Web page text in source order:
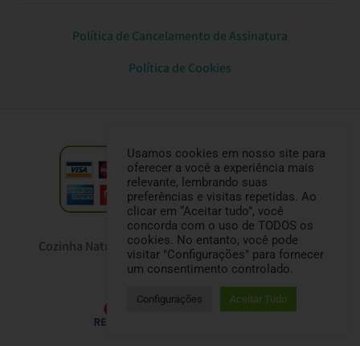
Política de Cancelamento de Assinatura
Política de Cookies
Desenvolvido por Recify
Cozinha Natural Pet © Todos os direitos reservados
CNPJ: 33.473.699/0001-66
Usamos cookies em nosso site para
oferecer a você a experiência mais
relevante, lembrando suas
preferências e visitas repetidas. Ao
clicar em “Aceitar tudo”, você
concorda com o uso de TODOS os
cookies. No entanto, você pode
visitar "Configurações" para fornecer
um consentimento controlado.
Configurações Aceitar Tudo